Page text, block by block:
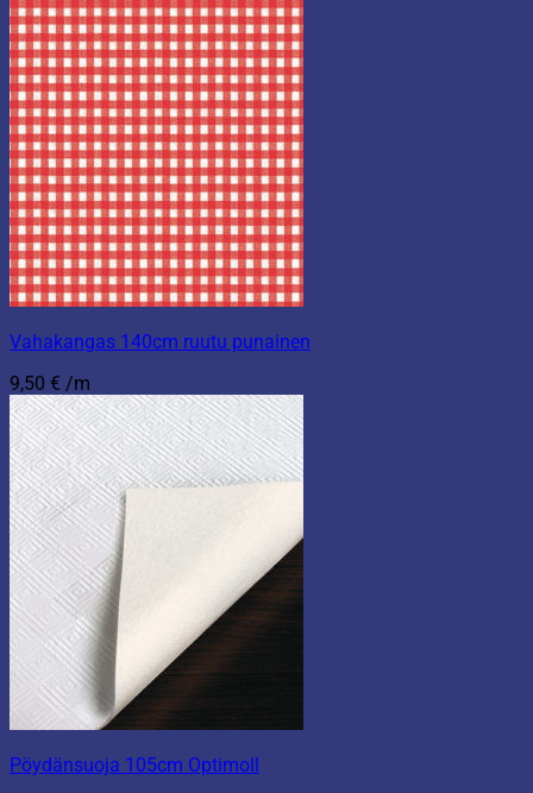
Vahakangas 140cm ruutu punainen
9,50 € /m
Pöydänsuoja 105cm Optimoll